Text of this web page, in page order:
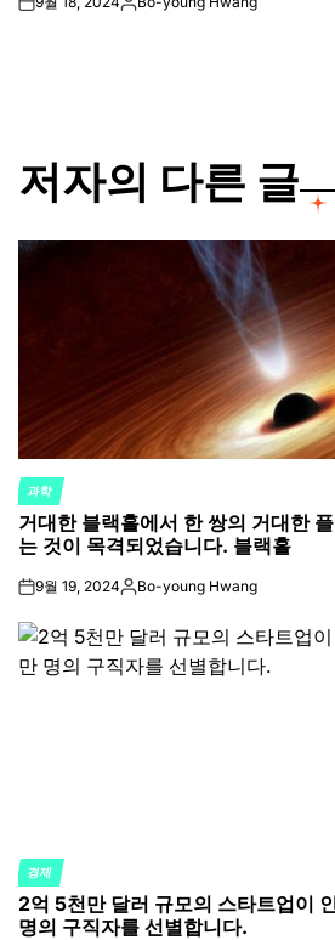
on
Posted
저자의 다른 글
POSTED
IN
과학
거대한 블랙홀에서 한 쌍의 거대한
는 것이 목격되었습니다. 블랙홀
on9월 19, 2024Posted
Bo-young Hwang
POSTED
IN
경제
2억 5천만 달러 규모의 스타트업이
명의 구직자를 선별합니다.